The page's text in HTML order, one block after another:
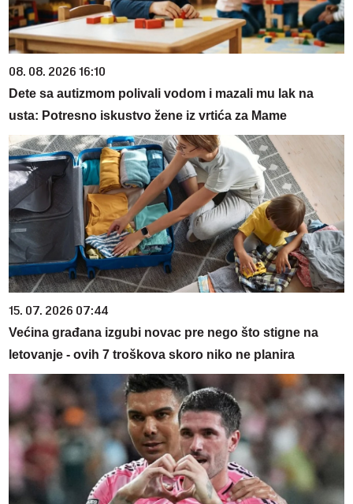
08. 08. 2026 16:10
Dete sa autizmom polivali vodom i mazali mu lak na
usta: Potresno iskustvo žene iz vrtića za Mame
15. 07. 2026 07:44
Većina građana izgubi novac pre nego što stigne na
letovanje - ovih 7 troškova skoro niko ne planira